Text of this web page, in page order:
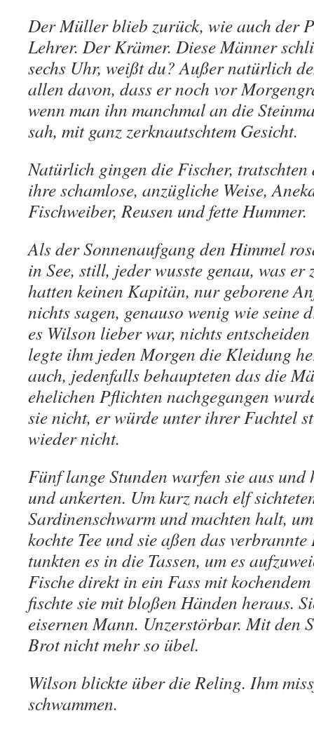
Der Müller blieb zurück, wie auch der
Lehrer. Der Krämer. Diese Männer
sechs Uhr, weißt du? Außer natürlich
allen davon, dass er noch vor
wenn man ihn manchmal an die
sah, mit ganz zerknautschtem Gesicht.
Natürlich gingen die Fischer, tratschten
ihre schamlose, anzügliche Weise,
Fischweiber, Reusen und fette Hummer.
Als der Sonnenaufgang den Himmel
in See, still, jeder wusste genau, was
hatten keinen Kapitän, nur geborene
nichts sagen, genauso wenig wie seine
es Wilson lieber war, nichts
legte ihm jeden Morgen die Kleidung
auch, jedenfalls behaupteten das die
ehelichen Pflichten nachgegangen
sie nicht, er würde unter ihrer Fuchtel
wieder nicht.
Fünf lange Stunden warfen sie aus und
und ankerten. Um kurz nach elf
Sardinenschwarm und machten halt,
kochte Tee und sie aßen das
tunkten es in die Tassen, um es
Fische direkt in ein Fass mit
fischte sie mit bloßen Händen heraus.
eisernen Mann. Unzerstörbar. Mit den
Brot nicht mehr so übel.
Wilson blickte über die Reling. Ihm
schwammen.